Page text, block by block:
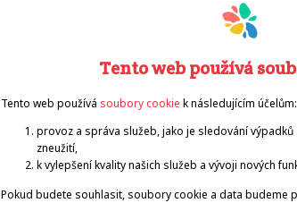
Tento web používá
Tento web používá soubory cookie k následujícím účelům:
provoz a správa služeb, jako je sledování
zneužití,
k vylepšení kvality našich služeb a vývoji nových
Pokud budete souhlasit, soubory cookie a data budeme